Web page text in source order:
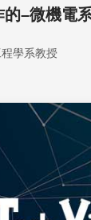
–微機電
學系教授